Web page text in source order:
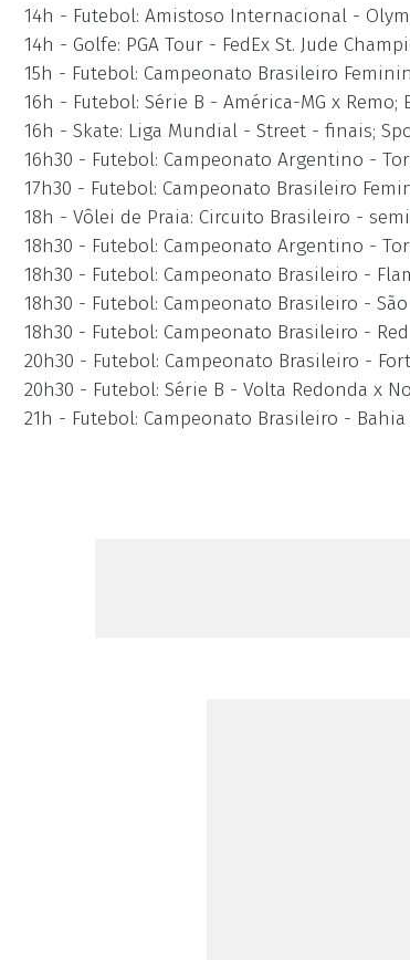
14h - Futebol: Amistoso Internacional -
14h - Golfe: PGA Tour - FedEx St. Jude
15h - Futebol: Campeonato Brasileiro
16h - Futebol: Série B - América-MG x Remo;
16h - Skate: Liga Mundial - Street - finais;
16h30 - Futebol: Campeonato Argentino -
17h30 - Futebol: Campeonato Brasileiro
18h - Vôlei de Praia: Circuito Brasileiro -
18h30 - Futebol: Campeonato Argentino -
18h30 - Futebol: Campeonato Brasileiro -
18h30 - Futebol: Campeonato Brasileiro -
18h30 - Futebol: Campeonato Brasileiro -
20h30 - Futebol: Campeonato Brasileiro -
20h30 - Futebol: Série B - Volta Redonda x
21h - Futebol: Campeonato Brasileiro -